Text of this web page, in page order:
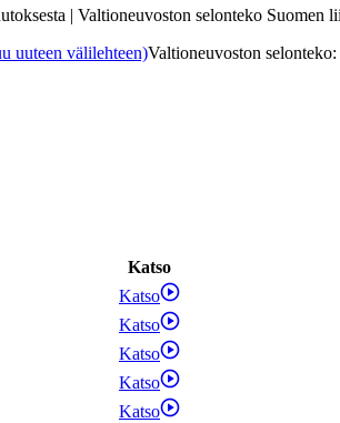
| Valtioneuvoston selonteko
uuteen välilehteen)Valtioneuvoston selonteko:
Katso
Katso
Katso
Katso
Katso
Katso